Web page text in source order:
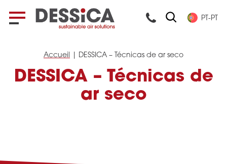
PT-PT
Accueil DESSICA – Técnicas de ar seco
DESSICA – Técnicas de
ar seco